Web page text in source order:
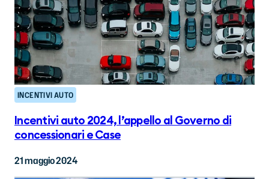
INCENTIVI AUTO
Incentivi auto 2024, l’appello al Governo di
concessionari e Case
21 maggio 2024